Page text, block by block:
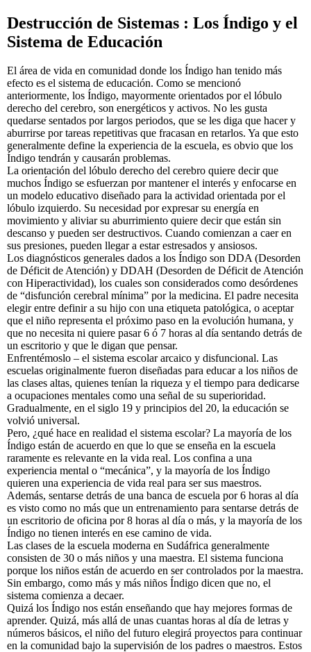
Destrucción de Sistemas : Los Índigo y el
Sistema de Educación
El área de vida en comunidad donde los Índigo han tenido más
efecto es el sistema de educación. Como se mencionó
anteriormente, los Índigo, mayormente orientados por el lóbulo
derecho del cerebro, son energéticos y activos. No les gusta
quedarse sentados por largos periodos, que se les diga que hacer y
aburrirse por tareas repetitivas que fracasan en retarlos. Ya que esto
generalmente define la experiencia de la escuela, es obvio que los
Índigo tendrán y causarán problemas.
La orientación del lóbulo derecho del cerebro quiere decir que
muchos Índigo se esfuerzan por mantener el interés y enfocarse en
un modelo educativo diseñado para la actividad orientada por el
lóbulo izquierdo. Su necesidad por expresar su energía en
movimiento y aliviar su aburrimiento quiere decir que están sin
descanso y pueden ser destructivos. Cuando comienzan a caer en
sus presiones, pueden llegar a estar estresados y ansiosos.
Los diagnósticos generales dados a los Índigo son DDA (Desorden
de Déficit de Atención) y DDAH (Desorden de Déficit de Atención
con Hiperactividad), los cuales son considerados como desórdenes
de “disfunción cerebral mínima” por la medicina. El padre necesita
elegir entre definir a su hijo con una etiqueta patológica, o aceptar
que el niño representa el próximo paso en la evolución humana, y
que no necesita ni quiere pasar 6 ó 7 horas al día sentando detrás de
un escritorio y que le digan que pensar.
Enfrentémoslo – el sistema escolar arcaico y disfuncional. Las
escuelas originalmente fueron diseñadas para educar a los niños de
las clases altas, quienes tenían la riqueza y el tiempo para dedicarse
a ocupaciones mentales como una señal de su superioridad.
Gradualmente, en el siglo 19 y principios del 20, la educación se
volvió universal.
Pero, ¿qué hace en realidad el sistema escolar? La mayoría de los
Índigo están de acuerdo en que lo que se enseña en la escuela
raramente es relevante en la vida real. Los confina a una
experiencia mental o “mecánica”, y la mayoría de los Índigo
quieren una experiencia de vida real para ser sus maestros.
Además, sentarse detrás de una banca de escuela por 6 horas al día
es visto como no más que un entrenamiento para sentarse detrás de
un escritorio de oficina por 8 horas al día o más, y la mayoría de los
Índigo no tienen interés en ese camino de vida.
Las clases de la escuela moderna en Sudáfrica generalmente
consisten de 30 o más niños y una maestra. El sistema funciona
porque los niños están de acuerdo en ser controlados por la maestra.
Sin embargo, como más y más niños Índigo dicen que no, el
sistema comienza a decaer.
Quizá los Índigo nos están enseñando que hay mejores formas de
aprender. Quizá, más allá de unas cuantas horas al día de letras y
números básicos, el niño del futuro elegirá proyectos para continuar
en la comunidad bajo la supervisión de los padres o maestros. Estos